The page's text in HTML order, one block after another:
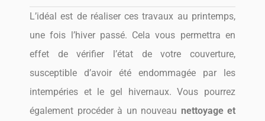
L’idéal est de réaliser ces travaux au printemps,
une fois l’hiver passé. Cela vous permettra en
effet de vérifier l’état de votre couverture,
susceptible d’avoir été endommagée par les
intempéries et le gel hivernaux. Vous pourrez
également procéder à un nouveau nettoyage et